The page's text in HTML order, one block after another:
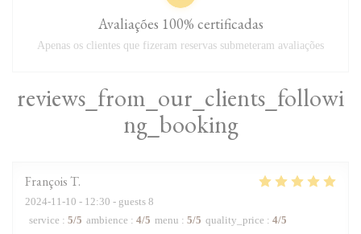
reviews_from_our_clients_followi
ng_booking
FrançoisT
2024-11-10 - 12:30 - guests 8
service : 5/5 ambience : 4/5 menu : 5/5 quality_price : 4/5
Avaliações 100% certificadas
Apenas os clientes que fizeram reservas submeteram avaliações